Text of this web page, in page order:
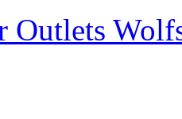
Outlets